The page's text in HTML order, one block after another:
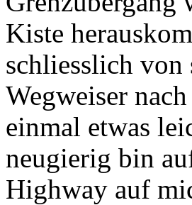
Kiste
schliesslich von
Wegweiser
einmal etwas
neugierig bin
Highway auf